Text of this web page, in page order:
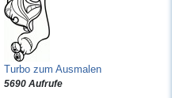
Turbo zum Ausmalen
5690 Aufrufe